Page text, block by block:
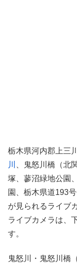
栃木県河内郡上三
川
、鬼怒川橋（北
塚、蓼沼緑地公園
園、栃木県道193
が見られるライブ
ライブカメラは、
す。
鬼怒川・鬼怒川橋